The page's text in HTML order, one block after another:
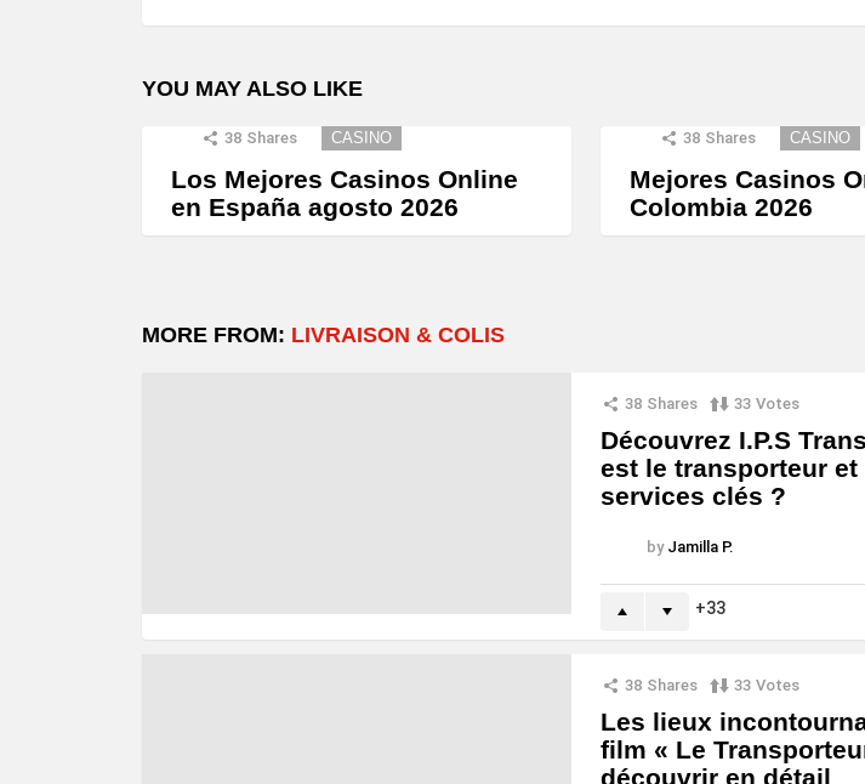
YOU MAY ALSO LIKE
38 Shares CASINO
Los Mejores Casinos Online
en España agosto 2026
38 Shares CASINO
Mejores Casinos
Colombia 2026
MORE FROM: LIVRAISON & COLIS
38 Shares 33 Votes
Découvrez I.P.S
est le transporteur et
services clés ?
by Jamilla P.
33
38 Shares 33 Votes
Les lieux
film « Le
découvrir en détail